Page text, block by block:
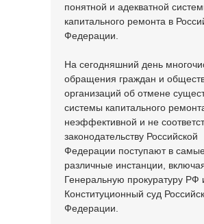
понятной и адекватной
капитального ремонта в
Федерации.
На сегодняшний день
обращения граждан и
организаций об отмене
системы капитального
неэффективной и не
законодательству Российской
Федерации поступают в
различные инстанции,
Генеральную прокуратуру РФ
Конституционный суд
Федерации.